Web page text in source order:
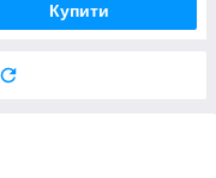
Купити